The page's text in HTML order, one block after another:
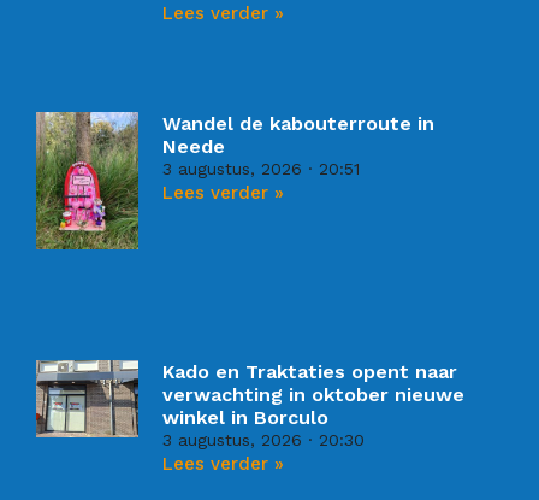
Lees verder »
Wandel de kabouterroute in
Neede
3 augustus, 2026 20:51
Lees verder »
Kado en Traktaties opent naar
verwachting in oktober nieuwe
winkel in Borculo
3 augustus, 2026 20:30
Lees verder »